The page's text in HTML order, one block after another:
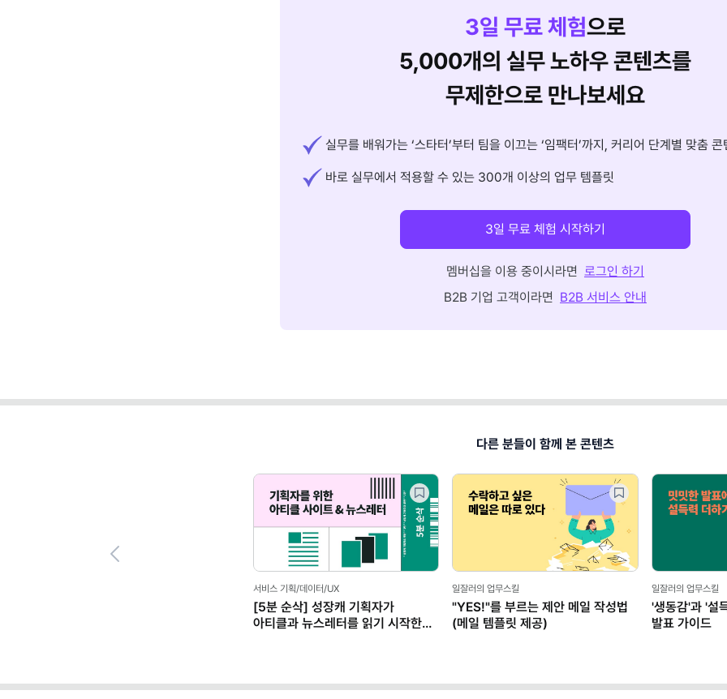
3일 무료 체험으로
5,000개의 실무 노하우 콘텐츠를
무제한으로 만나보세요
실무를 배워가는 ‘스타터’부터 팀을 이끄는 ‘임팩터’까지, 커리어 단계별 맞춤 콘
바로 실무에서 적용할 수 있는 300개 이상의 업무 템플릿
3일 무료 체험 시작하기
멤버십을 이용 중이시라면 로그인 하기
B2B 기업 고객이라면 B2B 서비스 안내
다른 분들이 함께 본 콘텐츠
서비스 기획/데이터/UX
[5분 순삭] 성장캐 기획자가
아티클과 뉴스레터를 읽기 시작한
일잘러의 업무스킬
"YES!"를 부르는 제안 메일 작성법
(메일 템플릿 제공)
일잘러의 업무스킬
'생동감'과 '설
발표 가이드